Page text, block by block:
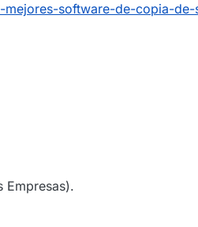
software-de-copia-
Empresas).